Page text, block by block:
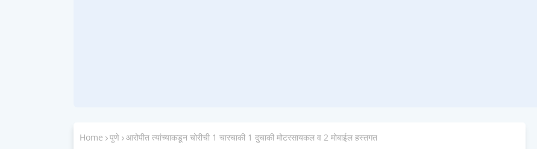
Home पुणे आरोपीत त्यांच्याकडून चोरीची 1 चारचाकी 1 दुचाकी मोटरसायकल व 2 मोबाईल हस्तगत